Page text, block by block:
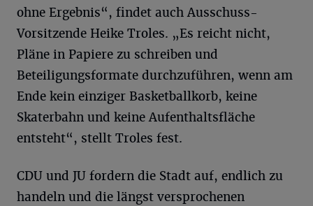
ohne Ergebnis“, findet auch Ausschuss-
Vorsitzende Heike Troles. „Es reicht nicht,
Pläne in Papiere zu schreiben und
Beteiligungsformate durchzuführen, wenn am
Ende kein einziger Basketballkorb, keine
Skaterbahn und keine Aufenthaltsfläche
entsteht“, stellt Troles fest.
CDU und JU fordern die Stadt auf, endlich zu
handeln und die längst versprochenen